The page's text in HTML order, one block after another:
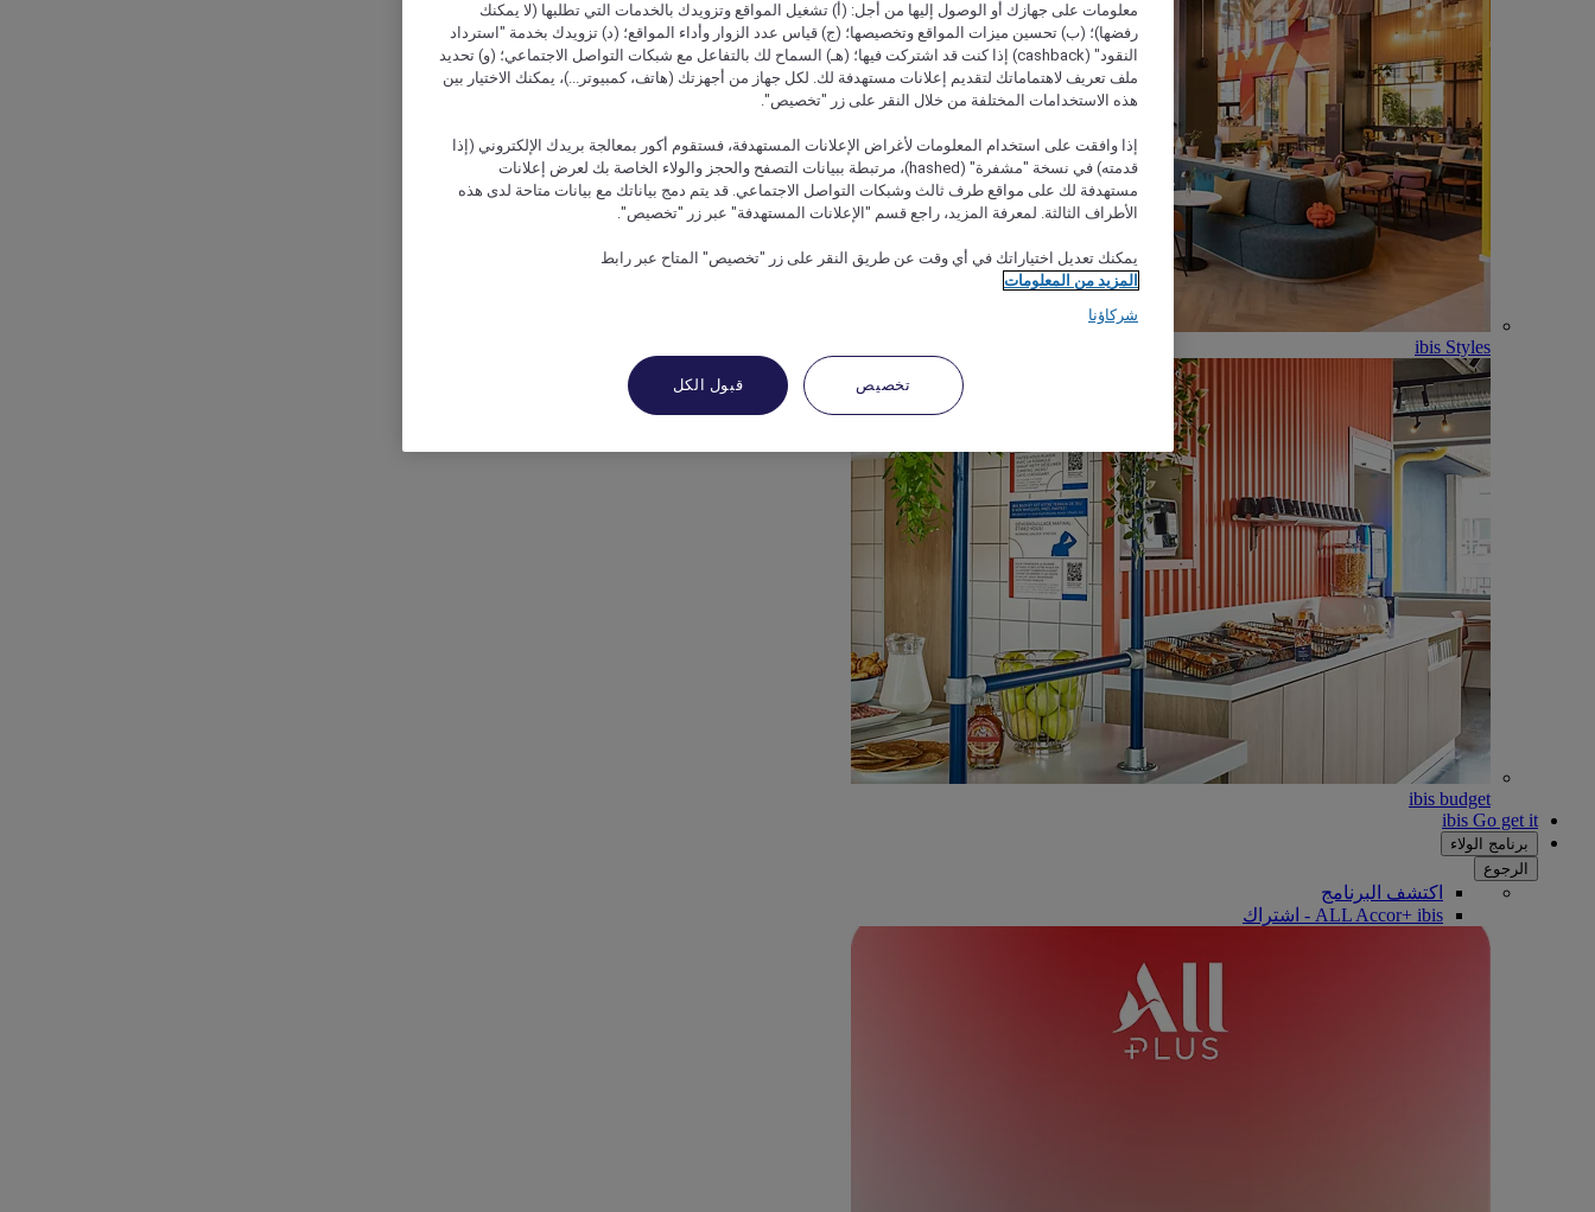
ibis Styles
ibis budget
ibis Go get it
برنامج الولاء
الرجوع
اكتشف البرنامج
ALL Accor+ ibis - اشتراك
معلومات على جهازك أو الوصول إليها من أجل: (أ) تشغيل المواقع وتزويدك بالخدمات التي تطلبها (لا يمكنك
رفضها)؛ (ب) تحسين ميزات المواقع وتخصيصها؛ (ج) قياس عدد الزوار وأداء المواقع؛ (د) تزويدك بخدمة "استرداد
النقود" (cashback) إذا كنت قد اشتركت فيها؛ (هـ) السماح لك بالتفاعل مع شبكات التواصل الاجتماعي؛ (و) تحديد
ملف تعريف لاهتماماتك لتقديم إعلانات مستهدفة لك. لكل جهاز من أجهزتك (هاتف، كمبيوتر...)، يمكنك الاختيار بين
هذه الاستخدامات المختلفة من خلال النقر على زر "تخصيص".
إذا وافقت على استخدام المعلومات لأغراض الإعلانات المستهدفة، فستقوم أكور بمعالجة بريدك الإلكتروني (إذا
قدمته) في نسخة "مشفرة" (hashed)، مرتبطة ببيانات التصفح والحجز والولاء الخاصة بك لعرض إعلانات
مستهدفة لك على مواقع طرف ثالث وشبكات التواصل الاجتماعي. قد يتم دمج بياناتك مع بيانات متاحة لدى هذه
الأطراف الثالثة. لمعرفة المزيد، راجع قسم "الإعلانات المستهدفة" عبر زر "تخصيص".
يمكنك تعديل اختياراتك في أي وقت عن طريق النقر على زر "تخصيص" المتاح عبر رابط
المزيد من المعلومات
شركاؤنا
تخصيص قبول الكل